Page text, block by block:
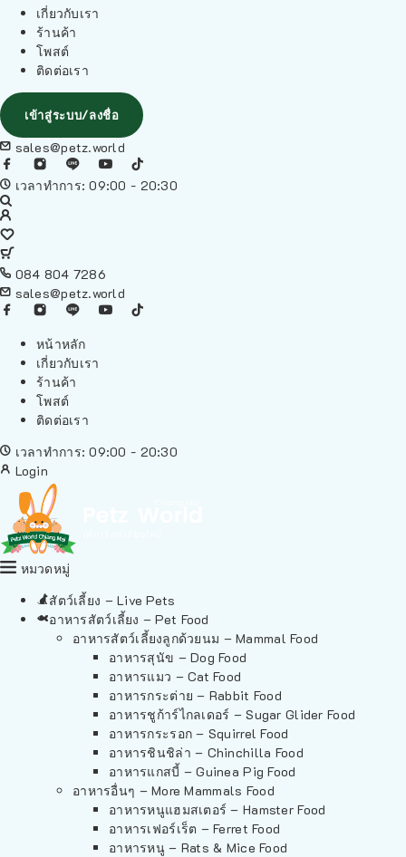
เกี่ยวกับเรา
ร้านค้า
โพสต์
ติดต่อเรา
เข้าสู่ระบบ/ลงชื่อ
sales@petz.world
เวลาทำการ: 09:00 - 20:30
084 804 7286
sales@petz.world
หน้าหลัก
เกี่ยวกับเรา
ร้านค้า
โพสต์
ติดต่อเรา
เวลาทำการ: 09:00 - 20:30
Login
หมวดหมู่
สัตว์เลี้ยง – Live Pets
อาหารสัตว์เลี้ยง – Pet Food
อาหารสัตว์เลี้ยงลูกด้วยนม – Mammal Food
อาหารสุนัข – Dog Food
อาหารแมว – Cat Food
อาหารกระต่าย – Rabbit Food
อาหารชูก้าร์ไกลเดอร์ – Sugar Glider Food
อาหารกระรอก – Squirrel Food
อาหารชินชิล่า – Chinchilla Food
อาหารแกสบี้ – Guinea Pig Food
อาหารอื่นๆ – More Mammals Food
อาหารหนูแฮมสเตอร์ – Hamster Food
อาหารเฟอร์เร็ต – Ferret Food
อาหารหนู – Rats & Mice Food